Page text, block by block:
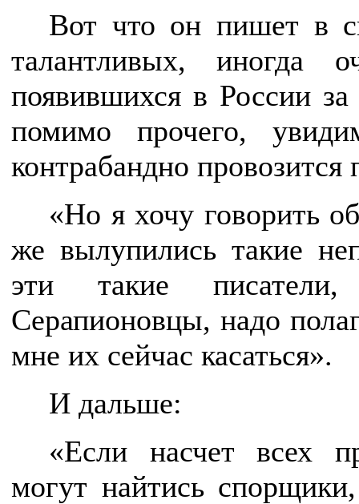
Вот что он пишет в
талантливых, иногда
появившихся в России
помимо прочего,
контрабандно провозится
«Но я хочу говорить
же вылупились такие
эти такие
Серапионовцы, надо
мне их сейчас касаться».
И дальше:
«Если насчет всех
могут найтись